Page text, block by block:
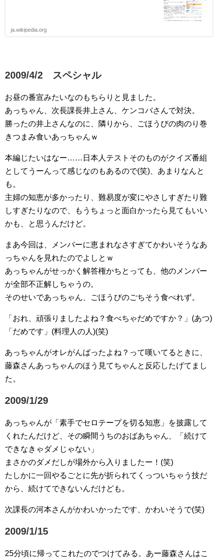
ja.wikipedia.org
2009/4/2 スペシャル
お昼の番宣みたいなのもちらりと見ました。
あっちゃん、次長課長井上さん、ケンコバさんで対決。
勝ったの井上さんなのに、隣りから、ごほうびの肉のり巻
きつまみ食いあっちゃんｗ
本編じたいはなー……日本人テストそのものがクイズ番組
としてうーんって感じなのもあるので(笑)、あまりなんと
も。
主婦の知恵が多かったり、難易度が変にやさしすぎたり難
しすぎたりなので、もうちょっと面白かったら見てもいい
かも、と思うんだけど。
まあ今回は、メンバーに恵まれなさすぎてかわいそうなあ
っちゃんを見れたのでよしとｗ
あっちゃんがせっかく解答権かちとっても、他のメンバー
が全部不正解しちゃうの。
そのせいであっちゃん、ごほうびのごちそう食べれず。
「おれ、頑張りましたよね？食べちゃだめですか？」(あつ)
「だめです」(料理人の人)(笑)
あっちゃんがオレがんばったよね？って嘆いてるときに、
藤森さんあっちゃんのほう見てちゃんと反応したげてまし
た。
2009/1/29
あっちゃんが「素手でセロテープを切る知恵」を披露して
くれたんだけど、その瞬間うちのおばあちゃん、「続けて
できなきゃダメじゃない」
まさかのダメだしが場外から入りましたー！(笑)
たしかに一回やるごとに先が折られてくっついちゃう技だ
から、続けてできないんだけども。
次課長の河本さんがかわいかったです、かわいそうで(笑)
2009/1/15
25分頃に帰ってこれたのでつけてみる。あー藤森さんはこ